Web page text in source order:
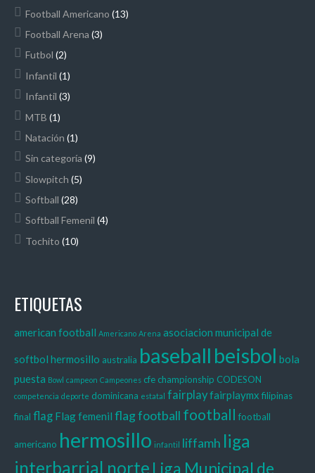
Football Americano (13)
Football Arena (3)
Futbol (2)
Infantil (1)
Infantil (3)
MTB (1)
Natación (1)
Sin categoría (9)
Slowpitch (5)
Softball (28)
Softball Femenil (4)
Tochito (10)
ETIQUETAS
american football Americano Arena asociacion municipal de
softbol hermosillo australia baseball beisbol bola
puesta Bowl campeon Campeones cfe championship CODESON
competencia deporte dominicana estatal fairplayfairplaymx filipinas
final flag Flag femenil flag football football football
americano hermosillo infantil liffamh liga
interbarrial norte Liga Municipal de